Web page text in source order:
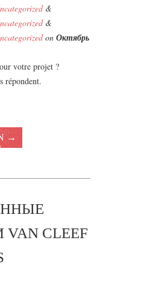
&
&
on Октябрь
votre projet ?
répondent.
→
CLEEF